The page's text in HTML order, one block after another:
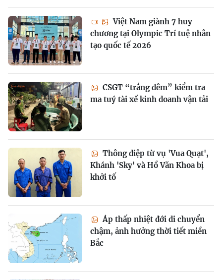
Việt Nam giành 7 huy
chương tại Olympic Trí tuệ nhân
tạo quốc tế 2026
CSGT “trắng đêm” kiểm tra
ma tuý tài xế kinh doanh vận tải
Thông điệp từ vụ 'Vua Quạt',
Khánh 'Sky' và Hồ Văn Khoa bị
khởi tố
Áp thấp nhiệt đới di chuyển
chậm, ảnh hưởng thời tiết miền
Bắc